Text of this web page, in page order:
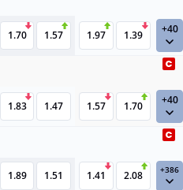
1.70 1.57 1.97 1.39 +40
1.83 1.47 1.57 1.70 +40
1.89 1.51 1.41 2.08 +386